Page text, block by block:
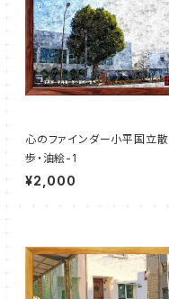
心のファインダー小平国立散
歩・油絵-1
¥2,000